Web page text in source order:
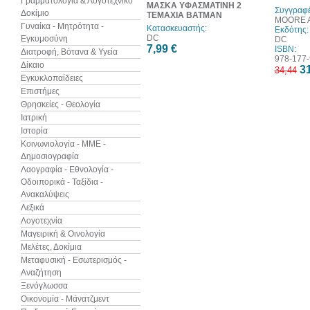
Δοκίμιο
Γυναίκα - Μητρότητα -
Εγκυμοσύνη
Διατροφή, Βότανα & Υγεία
Δίκαιο
Εγκυκλοπαίδειες
Επιστήμες
Θρησκείες - Θεολογία
Ιατρική
Ιστορία
Κοινωνιολογία - ΜΜΕ -
Δημοσιογραφία
Λαογραφία - Εθνολογία -
Οδοιπορικά - Ταξίδια -
Ανακαλύψεις
Λεξικά
Λογοτεχνία
Μαγειρική & Οινολογία
Μελέτες, Δοκίμια
Μεταφυσική - Εσωτερισμός -
Αναζήτηση
Ξενόγλωσσα
Οικονομία - Μάνατζμεντ
ΜΑΣΚΑ ΥΦΑΣΜΑΤΙΝΗ 2
ΤΕΜΑΧΙΑ BATMAN
Κατασκευαστής:
DC
7,99 €
Εκδότης:
DC
ISBN:
978-
34,44